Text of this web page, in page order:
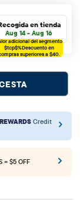
en tienda
Aug 14 - Aug 16
adicional del segmento
$tcp$%Descuento en
superiores a $40.
Credit
= $5 OFF